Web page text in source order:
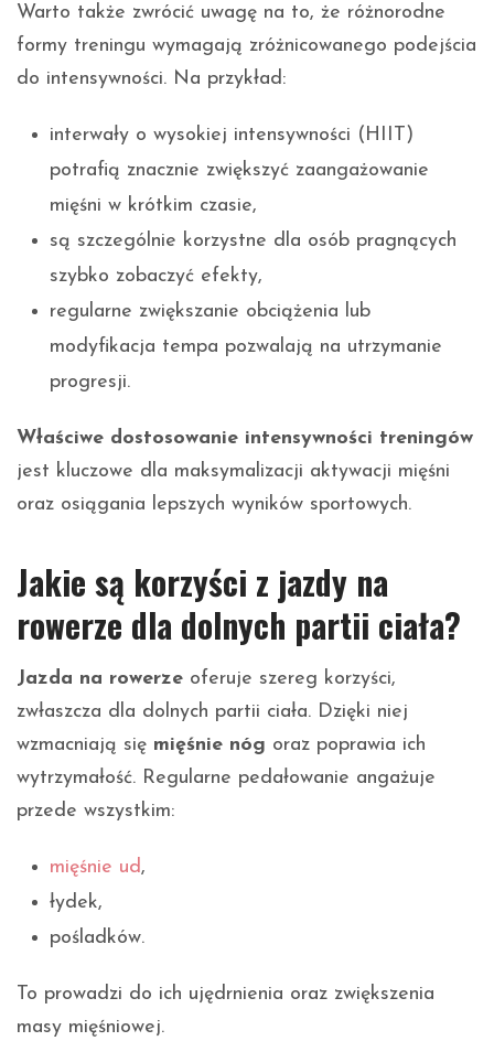
Warto także zwrócić uwagę na to, że różnorodne
formy treningu wymagają zróżnicowanego podejścia
do intensywności. Na przykład:
interwały o wysokiej intensywności (HIIT)
potrafią znacznie zwiększyć zaangażowanie
mięśni w krótkim czasie,
są szczególnie korzystne dla osób pragnących
szybko zobaczyć efekty,
regularne zwiększanie obciążenia lub
modyfikacja tempa pozwalają na utrzymanie
progresji.
Właściwe dostosowanie intensywności treningów
jest kluczowe dla maksymalizacji aktywacji mięśni
oraz osiągania lepszych wyników sportowych.
Jakie są korzyści z jazdy na
rowerze dla dolnych partii ciała?
Jazda na rowerze oferuje szereg korzyści,
zwłaszcza dla dolnych partii ciała. Dzięki niej
wzmacniają się mięśnie nóg oraz poprawia ich
wytrzymałość. Regularne pedałowanie angażuje
przede wszystkim:
mięśnie ud,
łydek,
pośladków.
To prowadzi do ich ujędrnienia oraz zwiększenia
masy mięśniowej.